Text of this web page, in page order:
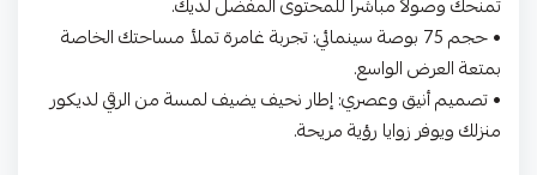
• حجم 75 بوصة سينمائي: تجربة غامرة تملأ مساحتك الخاصة
بمتعة العرض الواسع.
• تصميم أنيق وعصري: إطار نحيف يضيف لمسة من الرقي لديكور
منزلك ويوفر زوايا رؤية مريحة.